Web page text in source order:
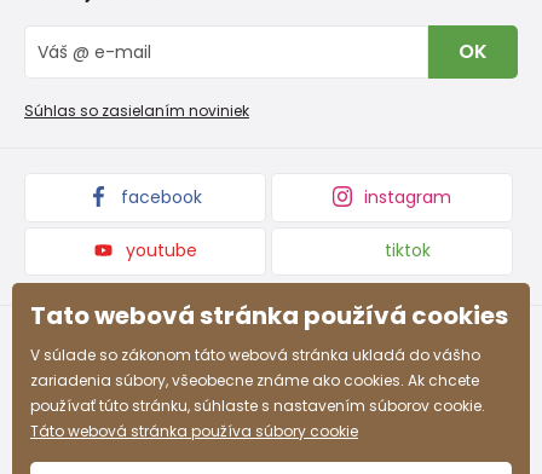
Vrátenie tovaru a reklamacie
Reklamačný poriadok
Blog
Veľkoobchod PiDiLiDi
Kolekcie tovaru
OK
Súhlas so zasielaním noviniek
facebook instagram
youtube tiktok
Tato webová stránka používá cookies
V súlade so zákonom táto webová stránka ukladá do vášho
zariadenia súbory, všeobecne známe ako cookies. Ak chcete
používať túto stránku, súhlaste s nastavením súborov cookie.
Táto webová stránka používa súbory cookie